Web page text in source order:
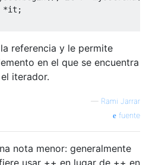
*it;
referencia y le permite
en el que se encuentra
iterador.
— Rami Jarrar
fuente
nota menor: generalmente
usar ++ en lugar de ++ en